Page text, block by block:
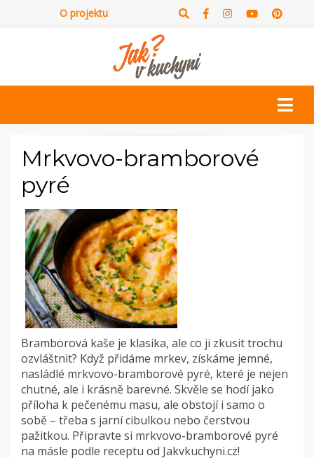
O projektu
Mrkvovo-bramborové
pyré
Bramborová kaše je klasika, ale co ji zkusit trochu
ozvláštnit? Když přidáme mrkev, získáme jemné,
nasládlé mrkvovo-bramborové pyré, které je nejen
chutné, ale i krásně barevné. Skvěle se hodí jako
příloha k pečenému masu, ale obstojí i samo o
sobě – třeba s jarní cibulkou nebo čerstvou
pažitkou. Připravte si mrkvovo-bramborové pyré
na másle podle receptu od Jakvkuchyni.cz!